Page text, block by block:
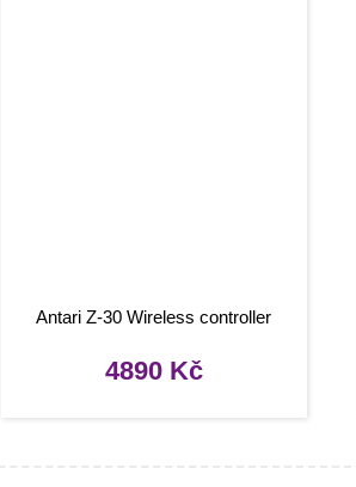
Antari Z-30 Wireless controller
4890 Kč